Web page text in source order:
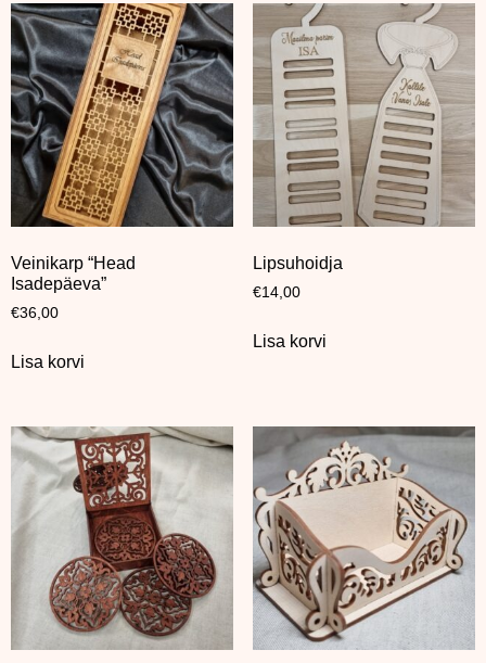
Veinikarp “Head
Isadepäeva”
€36,00
Lisa korvi
Lipsuhoidja
€14,00
Lisa korvi